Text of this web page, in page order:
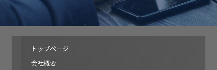
トップページ
会社概要